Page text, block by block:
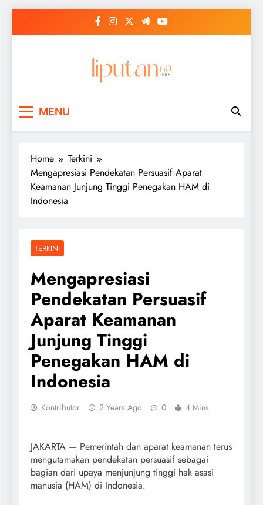
MENU
Home
Terkini
Mengapresiasi Pendekatan Persuasif Aparat
Keamanan Junjung Tinggi Penegakan HAM di
Indonesia
TERKINI
Mengapresiasi
Pendekatan Persuasif
Aparat Keamanan
Junjung Tinggi
Penegakan HAM di
Indonesia
Kontributor 2 Years Ago 0 4 Mins
JAKARTA — Pemerintah dan aparat keamanan terus
mengutamakan pendekatan persuasif sebagai
bagian dari upaya menjunjung tinggi hak asasi
manusia (HAM) di Indonesia.